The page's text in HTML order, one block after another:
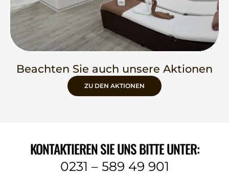
Beachten Sie auch unsere Aktionen
ZU DEN AKTIONEN
KONTAKTIEREN SIE UNS BITTE UNTER:
0231 – 589 49 901